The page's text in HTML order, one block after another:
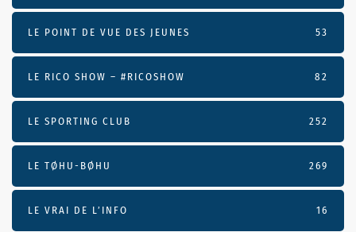
LE POINT DE VUE DES JEUNES 53
LE RICO SHOW – #RICOSHOW 82
LE SPORTING CLUB 252
LE TØHU-BØHU 269
LE VRAI DE L’INFO 16